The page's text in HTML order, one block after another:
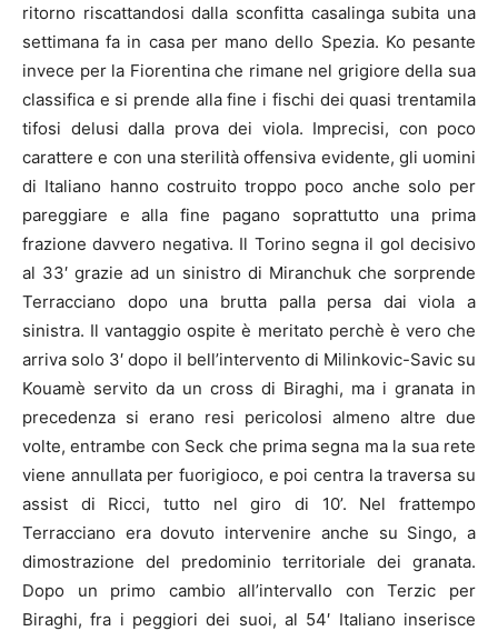
ritorno riscattandosi dalla sconfitta casalinga subita una
settimana fa in casa per mano dello Spezia. Ko pesante
invece per la Fiorentina che rimane nel grigiore della sua
classifica e si prende alla fine i fischi dei quasi trentamila
tifosi delusi dalla prova dei viola. Imprecisi, con poco
carattere e con una sterilità offensiva evidente, gli uomini
di Italiano hanno costruito troppo poco anche solo per
pareggiare e alla fine pagano soprattutto una prima
frazione davvero negativa. Il Torino segna il gol decisivo
al 33′ grazie ad un sinistro di Miranchuk che sorprende
Terracciano dopo una brutta palla persa dai viola a
sinistra. Il vantaggio ospite è meritato perchè è vero che
arriva solo 3′ dopo il bell’intervento di Milinkovic-Savic su
Kouamè servito da un cross di Biraghi, ma i granata in
precedenza si erano resi pericolosi almeno altre due
volte, entrambe con Seck che prima segna ma la sua rete
viene annullata per fuorigioco, e poi centra la traversa su
assist di Ricci, tutto nel giro di 10’. Nel frattempo
Terracciano era dovuto intervenire anche su Singo, a
dimostrazione del predominio territoriale dei granata.
Dopo un primo cambio all’intervallo con Terzic per
Biraghi, fra i peggiori dei suoi, al 54′ Italiano inserisce